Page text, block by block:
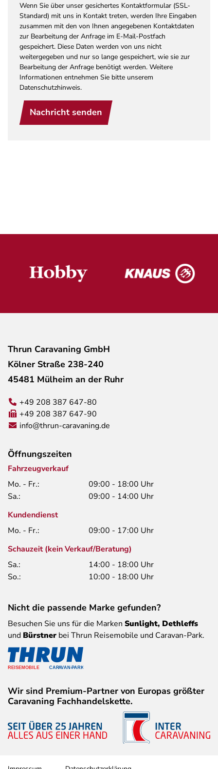
Wenn Sie über unser gesichertes Kontaktformular (SSL-
Standard) mit uns in Kontakt treten, werden Ihre Eingaben
zusammen mit den von Ihnen angegebenen Kontaktdaten
zur Bearbeitung der Anfrage im E-Mail-Postfach
gespeichert. Diese Daten werden von uns nicht
weitergegeben und nur so lange gespeichert, wie sie zur
Bearbeitung der Anfrage benötigt werden. Weitere
Informationen entnehmen Sie bitte unserem
Datenschutzhinweis.
Nachricht senden
Thrun Caravaning GmbH
Kölner Straße 238-240
45481 Mülheim an der Ruhr
+49 208 387 647-80
+49 208 387 647-90
info@thrun-caravaning.de
Öffnungszeiten
Fahrzeugverkauf
Mo. - Fr.:
09:00 - 18:00 Uhr
Sa.:
09:00 - 14:00 Uhr
Kundendienst
Mo. - Fr.:
09:00 - 17:00 Uhr
Schauzeit (kein Verkauf/Beratung)
Sa.:
14:00 - 18:00 Uhr
So.:
10:00 - 18:00 Uhr
Nicht die passende Marke gefunden?
Besuchen Sie uns für die Marken Sunlight, Dethleffs
und Bürstner bei Thrun Reisemobile und Caravan-Park.
Wir sind Premium-Partner von Europas größter
Caravaning Fachhandelskette.